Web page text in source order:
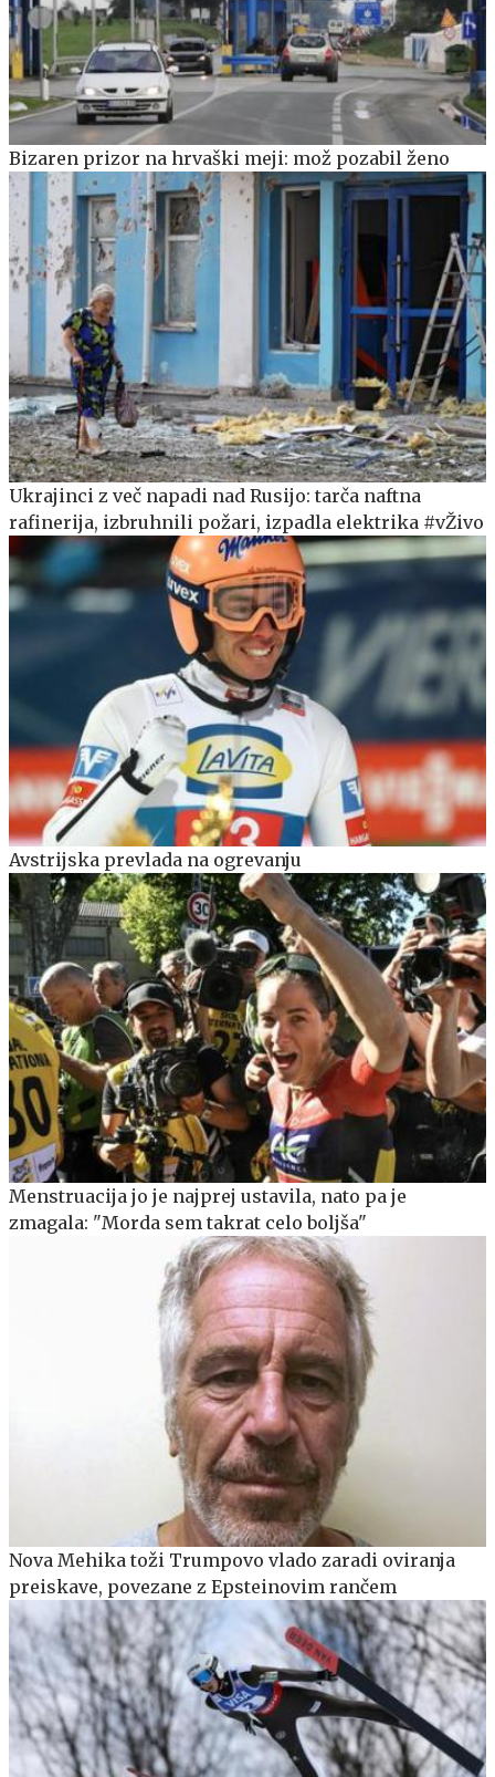
Bizaren prizor na hrvaški meji: mož pozabil ženo
Ukrajinci z več napadi nad Rusijo: tarča naftna
rafinerija, izbruhnili požari, izpadla elektrika #vŽivo
Avstrijska prevlada na ogrevanju
Menstruacija jo je najprej ustavila, nato pa je
zmagala: "Morda sem takrat celo boljša"
Nova Mehika toži Trumpovo vlado zaradi oviranja
preiskave, povezane z Epsteinovim rančem